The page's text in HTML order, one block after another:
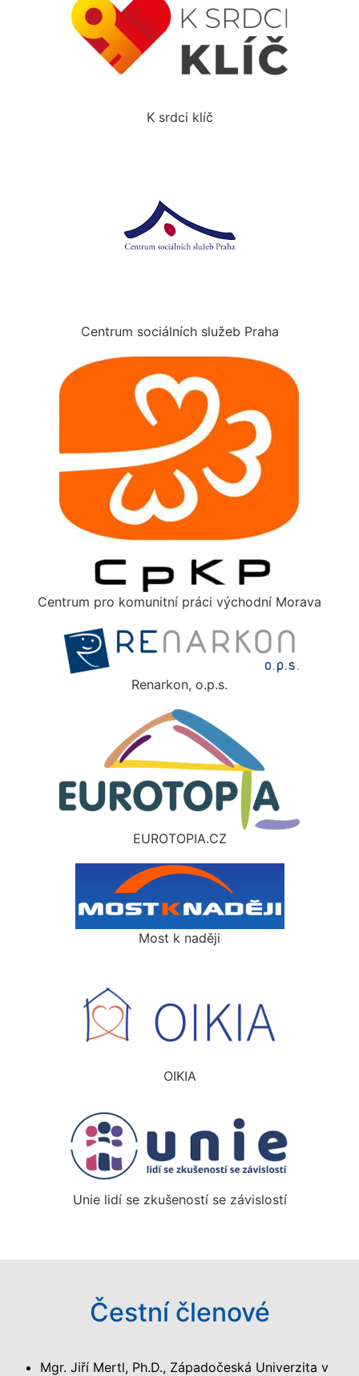
K srdci klíč
Centrum sociálních služeb Praha
Centrum pro komunitní práci východní Morava
Renarkon, o.p.s.
EUROTOPIA.CZ
Most k naději
OIKIA
Unie lidí se zkušeností se závislostí
Čestní členové
Mgr. Jiří Mertl, Ph.D., Západočeská Univerzita v